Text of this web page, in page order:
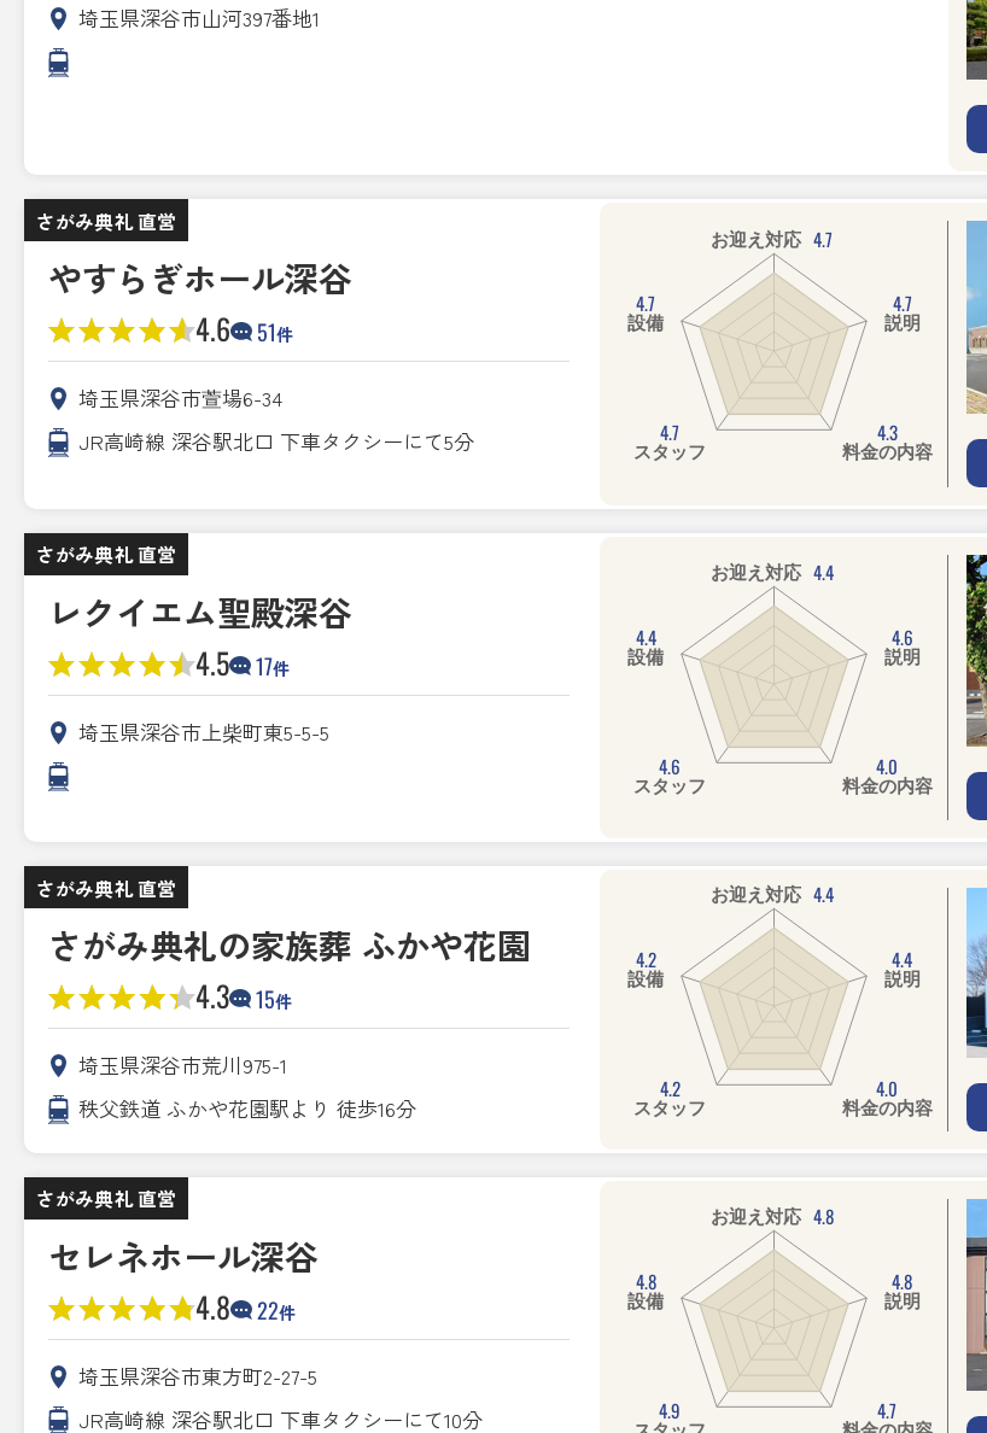
埼玉県深谷市山河397番地1
さがみ典礼 直営
やすらぎホール深谷
4.6 51件
埼玉県深谷市萱場6-34
JR高崎線 深谷駅北口 下車タクシーにて5分
お迎え対応 4.7
4.7
説明
4.3
料金の内容
4.7
スタッフ
4.7
設備
さがみ典礼 直営
レクイエム聖殿深谷
4.5 17件
埼玉県深谷市上柴町東5-5-5
お迎え対応 4.4
4.6
説明
4.0
料金の内容
4.6
スタッフ
4.4
設備
さがみ典礼 直営
さがみ典礼の家族葬 ふかや花園
4.3 15件
埼玉県深谷市荒川975-1
秩父鉄道 ふかや花園駅より 徒歩16分
お迎え対応 4.4
4.4
説明
4.0
料金の内容
4.2
スタッフ
4.2
設備
さがみ典礼 直営
セレネホール深谷
4.8 22件
埼玉県深谷市東方町2-27-5
JR高崎線 深谷駅北口 下車タクシーにて10分
お迎え対応 4.8
4.8
説明
4.7
4.9
4.8
設備